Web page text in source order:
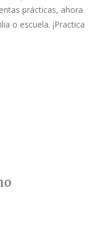
prácticas, ahora
o escuela. ¡Practica